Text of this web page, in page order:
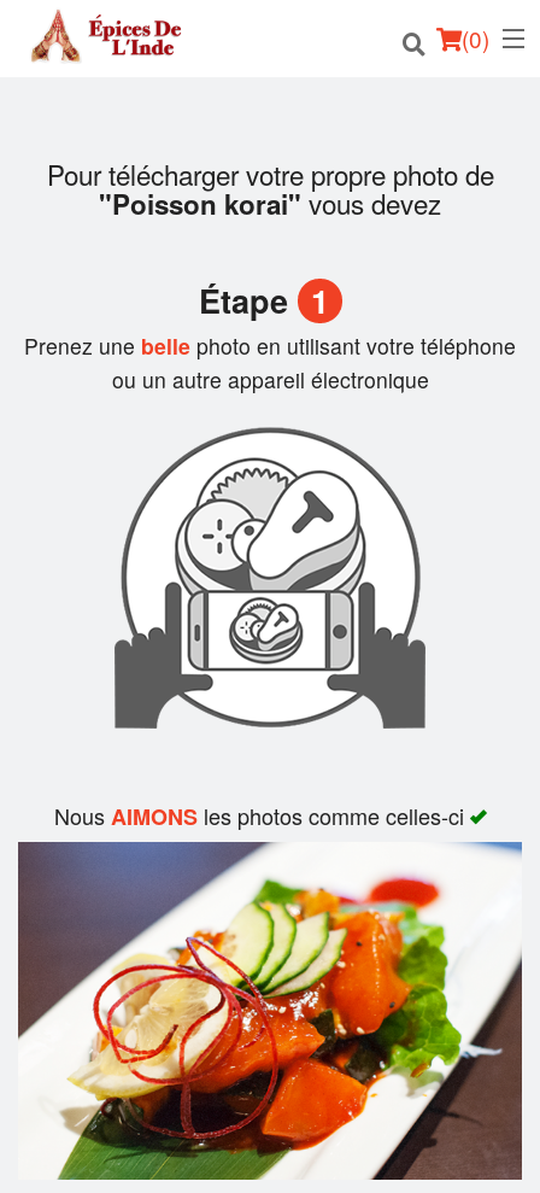
(0)
Commander en ligne
Connection
Rechercher
Pour télécharger votre propre photo de
"Poisson korai" vous devez
Étape 1
Prenez une belle photo en utilisant votre téléphone
ou un autre appareil électronique
NousAIMONSles photos comme celles-ci